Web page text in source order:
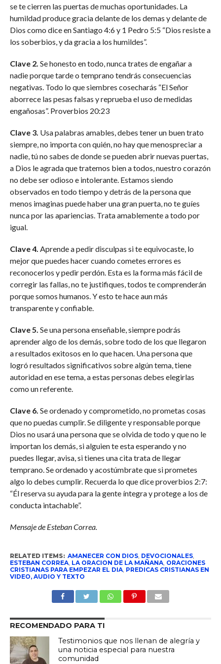
se te cierren las puertas de muchas oportunidades. La
humildad produce gracia delante de los demas y delante de
Dios como dice en Santiago 4:6 y 1 Pedro 5:5 “Dios resiste a
los soberbios, y da gracia a los humildes”.
Clave 2. Se honesto en todo, nunca trates de engañar a
nadie porque tarde o temprano tendrás consecuencias
negativas. Todo lo que siembres cosecharás “El Señor
aborrece las pesas falsas y reprueba el uso de medidas
engañosas”. Proverbios 20:23
Clave 3. Usa palabras amables, debes tener un buen trato
siempre, no importa con quién, no hay que menospreciar a
nadie, tú no sabes de donde se pueden abrir nuevas puertas,
a Dios le agrada que tratemos bien a todos, nuestro corazón
no debe ser odioso e intolerante. Estamos siendo
observados en todo tiempo y detrás de la persona que
menos imaginas puede haber una gran puerta, no te guíes
nunca por las apariencias. Trata amablemente a todo por
igual.
Clave 4. Aprende a pedir disculpas si te equivocaste, lo
mejor que puedes hacer cuando cometes errores es
reconocerlos y pedir perdón. Esta es la forma más fácil de
corregir las fallas, no te justifiques, todos te comprenderán
porque somos humanos. Y esto te hace aun más
transparente y confiable.
Clave 5. Se una persona enseñable, siempre podrás
aprender algo de los demás, sobre todo de los que llegaron
a resultados exitosos en lo que hacen. Una persona que
logró resultados significativos sobre algún tema, tiene
autoridad en ese tema, a estas personas debes elegirlas
como un referente.
Clave 6. Se ordenado y comprometido, no prometas cosas
que no puedas cumplir. Se diligente y responsable porque
Dios no usará una persona que se olvida de todo y que no le
importan los demás, si alguien te esta esperando y no
puedes llegar, avisa, si tienes una cita trata de llegar
temprano. Se ordenado y acostúmbrate que si prometes
algo lo debes cumplir. Recuerda lo que dice proverbios 2:7:
“Él reserva su ayuda para la gente íntegra y protege a los de
conducta intachable”.
Mensaje de Esteban Correa.
RELATED ITEMS: AMANECER CON DIOS, DEVOCIONALES,
ESTEBAN CORREA, LA ORACION DE LA MAÑANA, ORACIONES
CRISTIANAS PARA EMPEZAR EL DIA, PREDICAS CRISTIANAS EN
VIDEO, AUDIO Y TEXTO
RECOMENDADO PARA TI
Testimonios que nos llenan de alegría y
una noticia especial para nuestra
comunidad